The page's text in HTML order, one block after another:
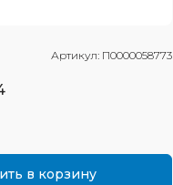
Артикул: П0000058773
в корзину